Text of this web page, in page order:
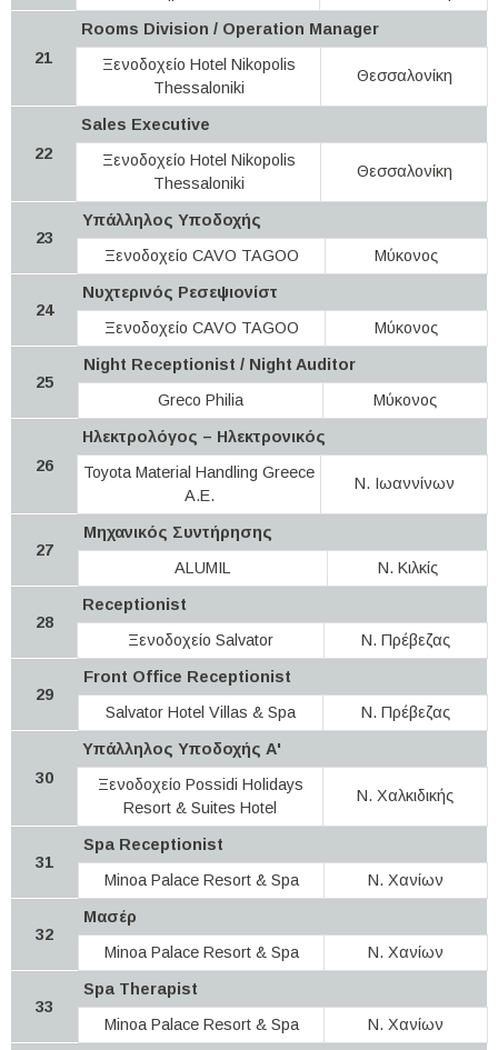
21
Rooms Division / Operation Manager
Ξενοδοχείο Hotel Nikopolis
Thessaloniki
Θεσσαλονίκη
22
Sales Executive
Ξενοδοχείο Hotel Nikopolis
Thessaloniki
Θεσσαλονίκη
23
Υπάλληλος Υποδοχής
Ξενοδοχείο CAVO TAGOO
Μύκονος
24
Νυχτερινός Ρεσεψιονίστ
Ξενοδοχείο CAVO TAGOO
Μύκονος
25
Night Receptionist / Night Auditor
Greco Philia
Μύκονος
26
Ηλεκτρολόγος – Ηλεκτρονικός
Toyota Material Handling Greece
A.E.
Ν. Ιωαννίνων
27
Μηχανικός Συντήρησης
ALUMIL
Ν. Κιλκίς
28
Receptionist
Ξενοδοχείο Salvator
Ν. Πρέβεζας
29
Front Office Receptionist
Salvator Hotel Villas & Spa
Ν. Πρέβεζας
30
Υπάλληλος Υποδοχής Α'
Ξενοδοχείο Possidi Holidays
Resort & Suites Hotel
Ν. Χαλκιδικής
31
Spa Receptionist
Minoa Palace Resort & Spa
Ν. Χανίων
32
Μασέρ
Minoa Palace Resort & Spa
Ν. Χανίων
33
Spa Therapist
Minoa Palace Resort & Spa
Ν. Χανίων